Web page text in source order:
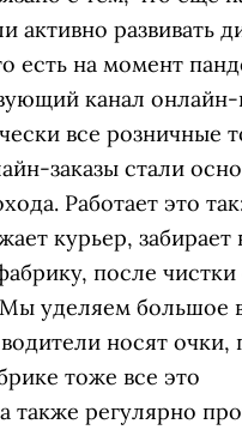
активно развивать
есть на момент
канал
все розничные
заказы стали
Работает это
курьер,
после
Мы уделяем большое
носят очки,
тоже все это
также регулярно